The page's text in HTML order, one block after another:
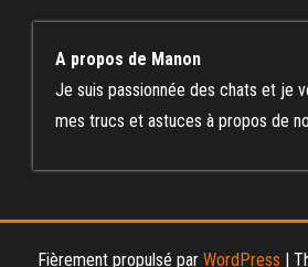
A propos de Manon
Je suis passionnée des chats et je
mes trucs et astuces à propos de
Fièrement propulsé par WordPress |